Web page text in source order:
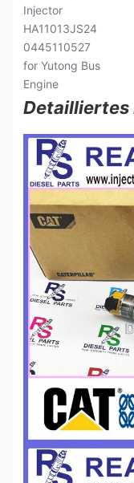
Detailliertes